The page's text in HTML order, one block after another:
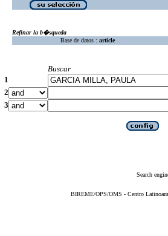
Refinar la b�squeda
Base de datos : article
Buscar
1
2
3
Search
BIREME/OPS/OMS - Centro